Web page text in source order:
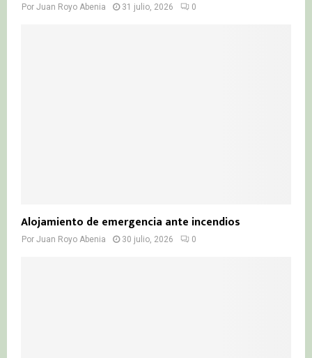
Por Juan Royo Abenia 31 julio, 2026 0
Alojamiento de emergencia ante incendios
Por Juan Royo Abenia 30 julio, 2026 0